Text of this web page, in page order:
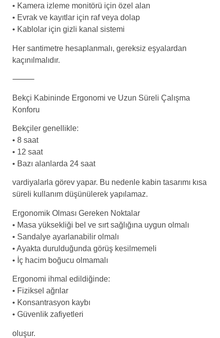
• Kamera izleme monitörü için özel alan
• Evrak ve kayıtlar için raf veya dolap
• Kablolar için gizli kanal sistemi
Her santimetre hesaplanmalı, gereksiz eşyalardan
kaçınılmalıdır.
⸻
Bekçi Kabininde Ergonomi ve Uzun Süreli Çalışma
Konforu
Bekçiler genellikle:
• 8 saat
• 12 saat
• Bazı alanlarda 24 saat
vardiyalarla görev yapar. Bu nedenle kabin tasarımı kısa
süreli kullanım düşünülerek yapılamaz.
Ergonomik Olması Gereken Noktalar
• Masa yüksekliği bel ve sırt sağlığına uygun olmalı
• Sandalye ayarlanabilir olmalı
• Ayakta durulduğunda görüş kesilmemeli
• İç hacim boğucu olmamalı
Ergonomi ihmal edildiğinde:
• Fiziksel ağrılar
• Konsantrasyon kaybı
• Güvenlik zafiyetleri
oluşur.